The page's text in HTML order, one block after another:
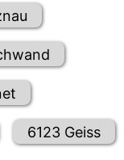
6123 Geiss